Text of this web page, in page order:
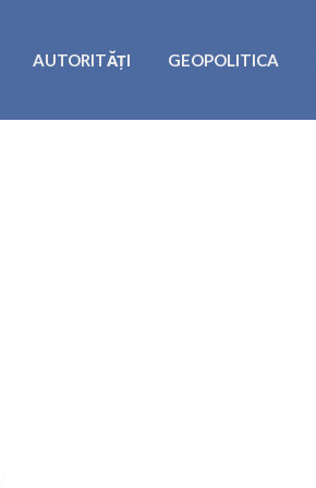
AUTORITĂȚI GEOPOLITICA